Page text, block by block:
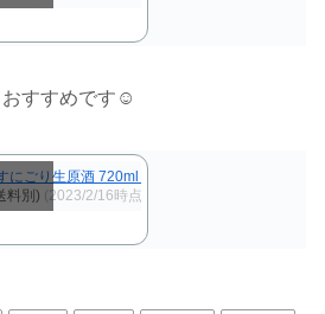
ます
おすすめです☺
にごり生原酒 720ml ろまん
料別) (2023/2/16時点)
ます